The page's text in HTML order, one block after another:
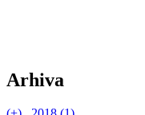
Arhiva